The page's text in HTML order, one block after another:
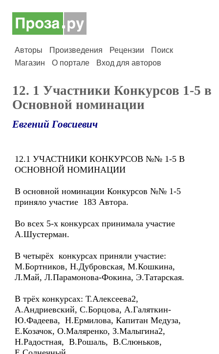
Авторы Произведения Рецензии
Поиск
Магазин
О портале Вход для авторов
12. 1 Участники Конкурсов 1-5 в
Основной номинации
Евгений Говсиевич
12.1 УЧАСТНИКИ КОНКУРСОВ №№ 1-5 В
ОСНОВНОЙ НОМИНАЦИИ
В основной номинации Конкурсов №№ 1-5
приняло участие 183 Автора.
Во всех 5-х конкурсах принимала участие
А.Шустерман.
В четырёх конкурсах приняли участие:
М.Бортников, Н.Дубровская, М.Кошкина,
Л.Май, Л.Парамонова-Фокина, Э.Татарская.
В трёх конкурсах: Т.Алексеева2,
А.Андриевский, С.Борцова, А.Галяткин-
Ю.Фадеева, Н.Ермилова, Капитан Медуза,
Е.Козачок, О.Маляренко, З.Малыгина2,
Н.Радостная, В.Рошаль, В.Слюньков,